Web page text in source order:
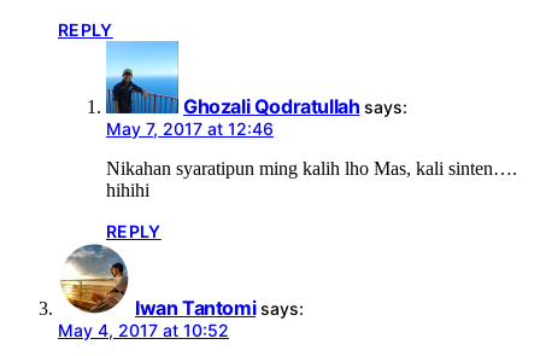
REPLY
Ghozali Qodratullah says:
May 7, 2017 at 12:46
Nikahan syaratipun ming kalih lho Mas, kali sinten….
hihihi
REPLY
Iwan Tantomi says:
May 4, 2017 at 10:52